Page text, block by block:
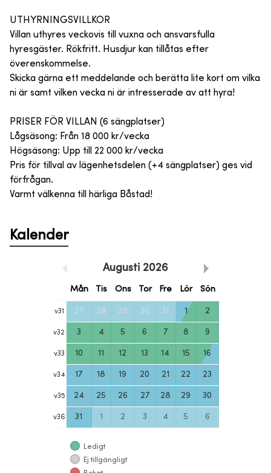
UTHYRNINGSVILLKOR
Villan uthyres veckovis till vuxna och ansvarsfulla
hyresgäster. Rökfritt. Husdjur kan tillåtas efter
överenskommelse.
Skicka gärna ett meddelande och berätta lite kort om vilka
ni är samt vilken vecka ni är intresserade av att hyra!
PRISER FÖR VILLAN (6 sängplatser)
Lågsäsong: Från 18 000 kr/vecka
Högsäsong: Upp till 22 000 kr/vecka
Pris för tillval av lägenhetsdelen (+4 sängplatser) ges vid
förfrågan.
Varmt välkenna till härliga Båstad!
Kalender
Augusti 2026
Mån Tis Ons Tor Fre Lör Sön
v31 27 28 29 30 31 1 2
v32 3 4 5 6 7 8 9
v33 10 11 12 13 14 15 16
v34 17 18 19 20 21 22 23
v35 24 25 26 27 28 29 30
v36 31 1 2 3 4 5 6
Ledigt
Ej tillgängligt